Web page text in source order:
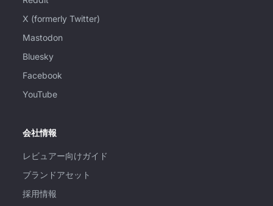
X (formerly Twitter)
Mastodon
Bluesky
Facebook
YouTube
会社情報
レビュアー向けガイド
ブランドアセット
採用情報